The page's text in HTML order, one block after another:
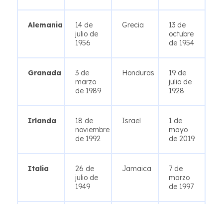
Alemania
14 de
julio de
1956
Grecia
13 de
octubre
de 1954
Granada
3 de
marzo
de 1989
Honduras
19 de
julio de
1928
Irlanda
18 de
noviembre
de 1992
Israel
1 de
mayo
de 2019
Italia
26 de
julio de
1949
Jamaica
7 de
marzo
de 1997